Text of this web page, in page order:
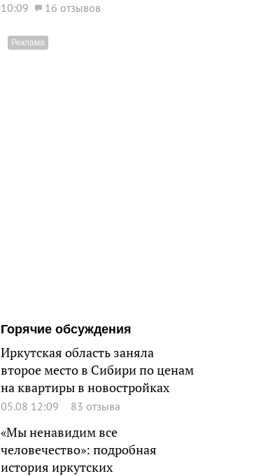
10:09 16 отзывов
Горячие обсуждения
Иркутская область заняла
второе место в Сибири по ценам
на квартиры в новостройках
05.08 12:09 83 отзыва
«Мы ненавидим все
человечество»: подробная
история иркутских